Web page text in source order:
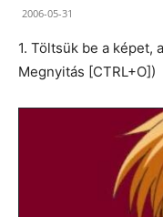
2006-05-31
1. Töltsük be a képet,
Megnyitás [CTRL+O])